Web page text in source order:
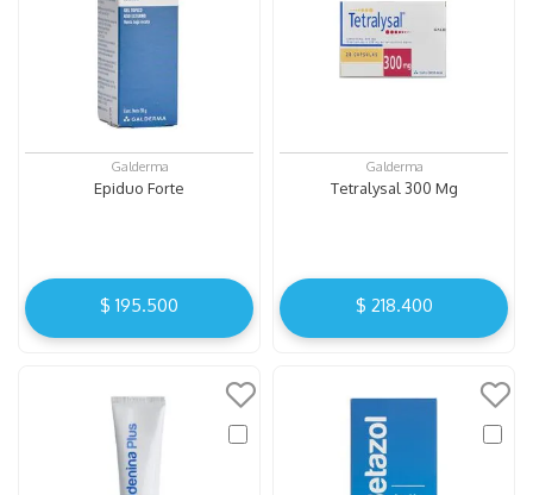
Galderma
Epiduo Forte
$ 195.500
Galderma
Tetralysal 300 Mg
$ 218.400